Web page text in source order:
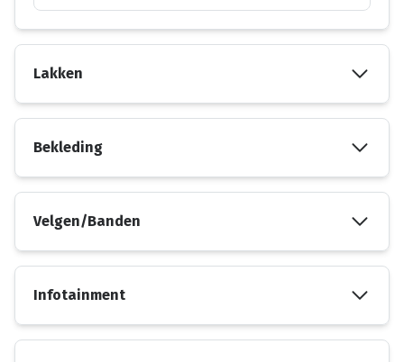
Lakken
Bekleding
Velgen/Banden
Infotainment